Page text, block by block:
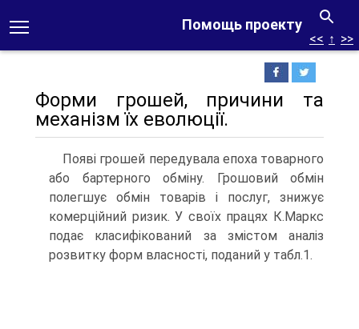
Помощь проекту
<< ↑ >>
Форми грошей, причини та
механізм їх еволюції.
Появі грошей передувала епоха товарного
або бартерного обміну. Грошовий обмін
полегшує обмін товарів і послуг, знижує
комерційний ризик. У своїх працях К.Маркс
подає класифікований за змістом аналіз
розвитку форм власності, поданий у табл.1.